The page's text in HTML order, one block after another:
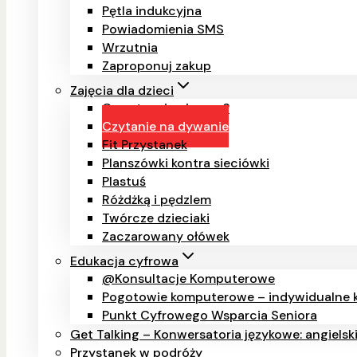
Pętla indukcyjna
Powiadomienia SMS
Wrzutnia
Zaproponuj zakup
Zajęcia dla dzieci
Co w trawie piszczy?
Czytanie na dywanie
Fit Przystanek
Planszówki kontra sieciówki
Plastuś
Różdżką i pędzlem
Twórcze dzieciaki
Zaczarowany ołówek
Edukacja cyfrowa
@Konsultacje Komputerowe
Pogotowie komputerowe – indywidualne
Punkt Cyfrowego Wsparcia Seniora
Get Talking – Konwersatoria językowe: angielski
Przystanek w podróży